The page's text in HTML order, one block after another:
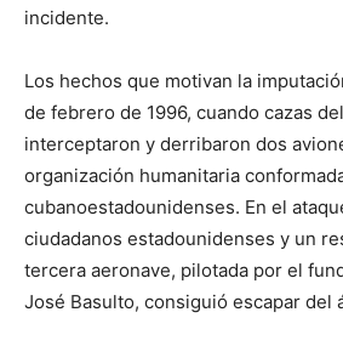
incidente.
Los hechos que motivan la
de febrero de 1996, cuando cazas
interceptaron y derribaron dos
organización humanitaria
cubanoestadounidenses. En el
ciudadanos estadounidenses y un
tercera aeronave, pilotada por el
José Basulto, consiguió escapar del